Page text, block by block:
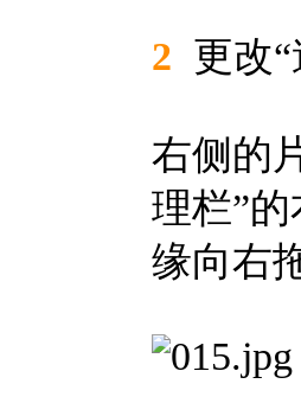
2 更改
右侧的
理栏”
缘向右